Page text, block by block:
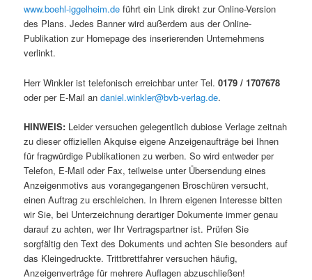
www.boehl-iggelheim.de führt ein Link direkt zur Online-Version
des Plans. Jedes Banner wird außerdem aus der Online-
Publikation zur Homepage des inserierenden Unternehmens
verlinkt.
Herr Winkler ist telefonisch erreichbar unter Tel.0179 / 1707678
oder per E-Mail andaniel.winkler@bvb-verlag.de.
HINWEIS: Leider versuchen gelegentlich dubiose Verlage zeitnah
zu dieser offiziellen Akquise eigene Anzeigenaufträge bei Ihnen
für fragwürdige Publikationen zu werben. So wird entweder per
Telefon, E-Mail oder Fax, teilweise unter Übersendung eines
Anzeigenmotivs aus vorangegangenen Broschüren versucht,
einen Auftrag zu erschleichen. In Ihrem eigenen Interesse bitten
wir Sie, bei Unterzeichnung derartiger Dokumente immer genau
darauf zu achten, wer Ihr Vertragspartner ist. Prüfen Sie
sorgfältig den Text des Dokuments und achten Sie besonders auf
das Kleingedruckte. Trittbrettfahrer versuchen häufig,
Anzeigenverträge für mehrere Auflagen abzuschließen!